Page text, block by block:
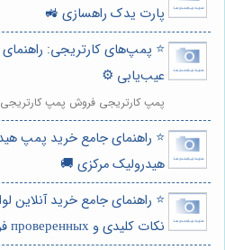
پارت یدک راهسازی 🚜
⭐️ پمپ‌های کارتریجی:
عیب‌یابی ⚙️
پمپ کارتریجی فروش پمپ کارتریجی
⭐️ راهنمای جامع خرید پمپ
هیدرولیک مرکزی 🚚
⭐️ راهنمای جامع خرید آنلاین
نکات کلیدی و проверенных فروشگاه‌ها 🚜